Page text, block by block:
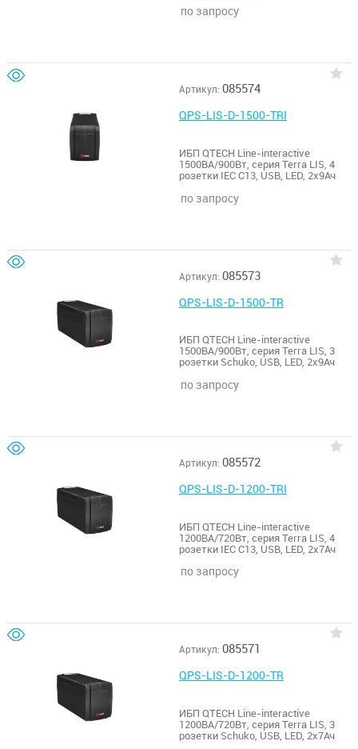
по запросу
Артикул: 085574
QPS-LIS-D-1500-TRI
ИБП QTECH Line-interactive
1500ВА/900Вт, серия Terra LIS, 4
розетки IEC C13, USB, LED, 2х9Ач
по запросу
Артикул: 085573
QPS-LIS-D-1500-TR
ИБП QTECH Line-interactive
1500ВА/900Вт, серия Terra LIS, 3
розетки Schuko, USB, LED, 2х9Ач
по запросу
Артикул: 085572
QPS-LIS-D-1200-TRI
ИБП QTECH Line-interactive
1200ВА/720Вт, серия Terra LIS, 4
розетки IEC C13, USB, LED, 2х7Ач
по запросу
Артикул: 085571
QPS-LIS-D-1200-TR
ИБП QTECH Line-interactive
1200ВА/720Вт, серия Terra LIS, 3
розетки Schuko, USB, LED, 2х7Ач